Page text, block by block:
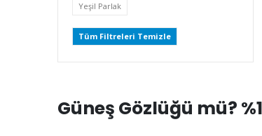
Yeşil Parlak
Tüm Filtreleri Temizle
Güneş Gözlüğü mü?